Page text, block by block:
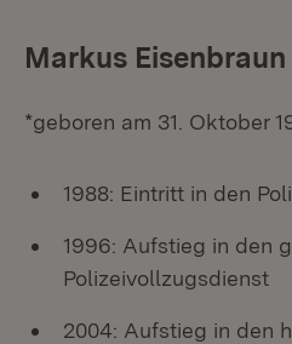
Markus Eisenbraun
*geboren am 31. Oktober
1988: Eintritt in den
1996: Aufstieg in den
Polizeivollzugsdienst
2004: Aufstieg in den